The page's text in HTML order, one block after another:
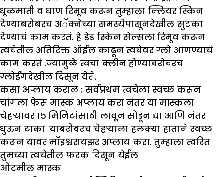
धूळमाती व घाण रिमूव करून तुम्हाला क्लियर स्किन
देण्याबरोबरच अॅक्नेच्या समस्येपासूनदेखील सुटका
देण्याचं काम करतं. हे डेड स्किन सेल्सला रिमूव करून
त्वचेतील अतिरिक्त ऑईल काढून त्वचेवर ग्लो आणण्याचं
काम करतं .ज्यामुळे त्वचा क्लीन होण्याबरोबरच
ग्लोईंगदेखील दिसून येते.
कसा अप्लाय कराल : सर्वप्रथम त्वचेला स्वच्छ करून
चांगला फेस मास्क अप्लाय करा नंतर या मास्कला
चेहऱ्यावर १५ मिनिटांसाठी लावून सोडून द्या आणि नंतर
धुऊन टाका. याबरोबरच चेहऱ्याला हलक्या हाताने स्वच्छ
करून यावर मॉइश्चरायझर अप्लाय करा. तुम्हाला त्वरित
तुमच्या त्वचेतील फरक दिसून येईल.
ओटमील मास्क